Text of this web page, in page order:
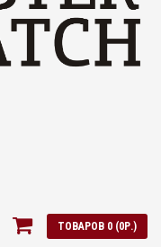
ТОВАРОВ 0 (0Р.)